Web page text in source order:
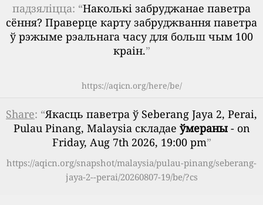
падзяліцца: “Наколькі забруджанае паветра
сёння? Праверце карту забруджвання паветра
ў рэжыме рэальнага часу для больш чым 100
краін.”
https://aqicn.org/here/be/
Share: “Якасць паветра ў Seberang Jaya 2, Perai,
Pulau Pinang, Malaysia складае ўмераны- on
Friday, Aug 7th 2026, 19:00 pm”
https://aqicn.org/snapshot/malaysia/pulau-pinang/seberang-
jaya-2--perai/20260807-19/be/?cs